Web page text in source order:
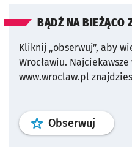
BĄDŹ NA BIEŻĄCO
Kliknij „obserwuj”, aby
Wrocławiu.
www.wroclaw.pl
Obserwuj profil